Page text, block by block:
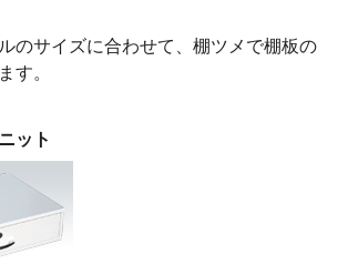
のサイズに合わせて、棚ツメで棚板の
す。
ット